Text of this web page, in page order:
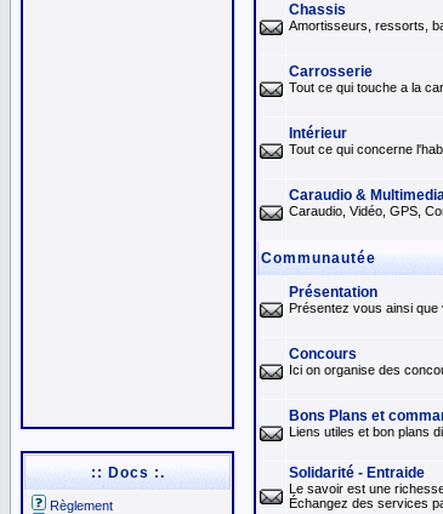
:: Docs :.
Règlement
Chassis
Amortisseurs, ressorts,
Carrosserie
Tout ce qui touche a la
Intérieur
Tout ce qui concerne
Caraudio &
Caraudio, Vidéo, GPS,
Communautée
Présentation
Présentez vous ainsi que
Concours
Ici on organise des
Bons Plans et
Liens utiles et bon plans
Solidarité - Entraide
Le savoir est une
Échangez des services